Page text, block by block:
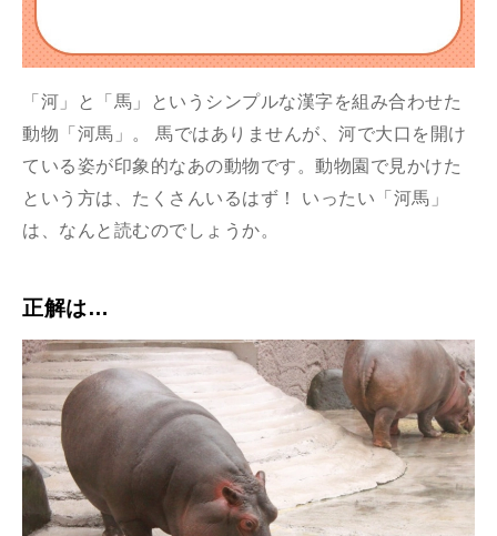
「河」と「馬」というシンプルな漢字を組み合わせた
動物「河馬」。 馬ではありませんが、河で大口を開け
ている姿が印象的なあの動物です。動物園で見かけた
という方は、たくさんいるはず！ いったい「河馬」
は、なんと読むのでしょうか。
正解は…